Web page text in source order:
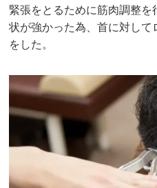
緊張をとるために筋肉調整
状が強かった為、首に対し
をした。